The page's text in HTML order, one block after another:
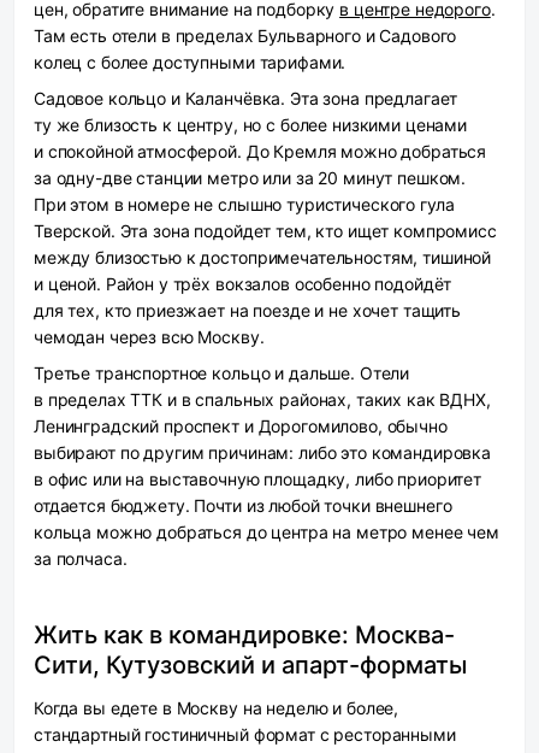
цен, обратите внимание на подборку в центре недорого.
Там есть отели в пределах Бульварного и Садового
колец с более доступными тарифами.
Садовое кольцо и Каланчёвка. Эта зона предлагает
ту же близость к центру, но с более низкими ценами
и спокойной атмосферой. До Кремля можно добраться
за одну-две станции метро или за 20 минут пешком.
При этом в номере не слышно туристического гула
Тверской. Эта зона подойдет тем, кто ищет компромисс
между близостью к достопримечательностям, тишиной
и ценой. Район у трёх вокзалов особенно подойдёт
для тех, кто приезжает на поезде и не хочет тащить
чемодан через всю Москву.
Третье транспортное кольцо и дальше. Отели
в пределах ТТК и в спальных районах, таких как ВДНХ,
Ленинградский проспект и Дорогомилово, обычно
выбирают по другим причинам: либо это командировка
в офис или на выставочную площадку, либо приоритет
отдается бюджету. Почти из любой точки внешнего
кольца можно добраться до центра на метро менее чем
за полчаса.
Жить как в командировке: Москва-
Сити, Кутузовский и апарт-форматы
Когда вы едете в Москву на неделю и более,
стандартный гостиничный формат с ресторанными